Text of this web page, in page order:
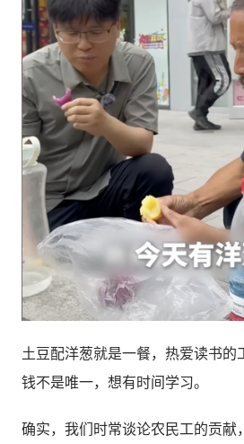
土豆配洋葱就是一餐，热爱读书的
钱不是唯一，想有时间学习。
确实，我们时常谈论农民工的贡献